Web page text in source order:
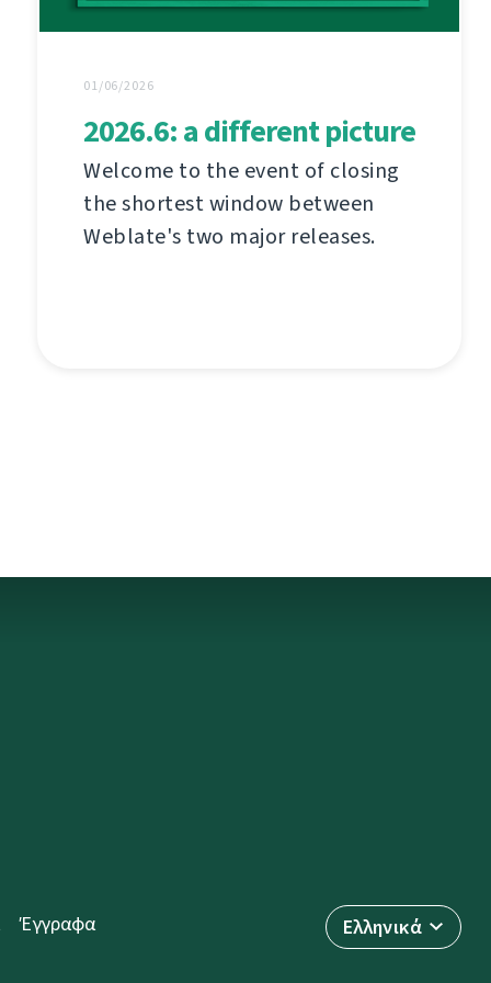
01/06/2026
2026.6: a different picture
Welcome to the event of closing
the shortest window between
Weblate's two major releases.
Ελληνικά
Έγγραφα